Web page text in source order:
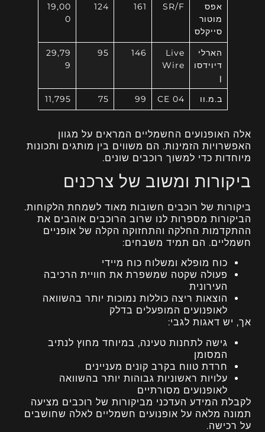
אפס
מוטור
סייקלס
SR/F
161
124
19,00
0
הארלי
דיוידסו
ן
Live
Wire
146
95
29,79
9
ב.מ.וו CE 04
99
75
11,795
אלה האופנועים החשמליים המראים על מגוון
האפשרויות הזמינות. הם משווים בין מותגים ותכונות
מיוחדות כדי למשוך רוכבים שונים.
ביקורות ומשוב של צרכנים
ביקורות של רוכבים חשובות מאוד לשמחת הלקוחות.
הביקורות מספרות לנו שרוב הרוכבים אוהבים את
ההתקדמות החלקה והתחזוקה הקלה של אופניים
חשמליים. הם תמיד משבחים:
כוח מופלא ומשלוח כוח מיידי
פעולה שקטה שמשפרת את חוויית הרכיבה
העירונית
הוצאות ריצה כוללות נמוכות יותר בהשוואה
לאופנועים המופעלים בדלק
אך, יש דאגות לגבי:
גישה לתחנות טעינה, במיוחד מחוץ לנתיב
המסומן
חרדת טווח בקרב קונים מעניינים
עלויות ראשוניות גבוהות יותר בהשוואה
לאופנועים מסורתיים
לקבלת המידע העדכני מביקורות של רוכבים מציעה
תמונה מלאה על אופנועים חשמליים לאלה שחושבים
על רכישה.